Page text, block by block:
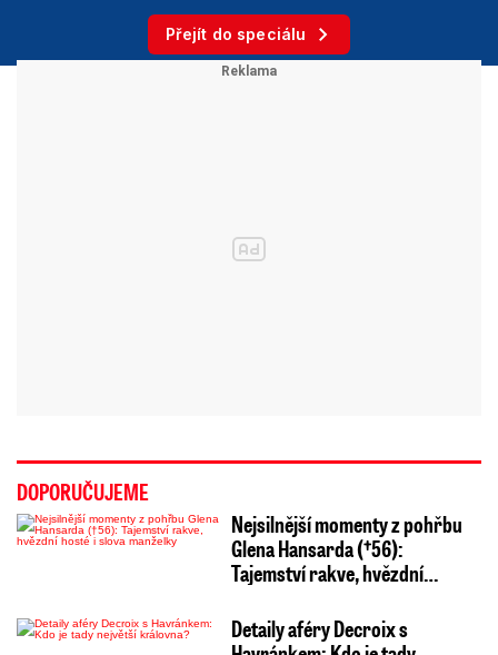
Přejít do speciálu
DOPORUČUJEME
Nejsilnější momenty z pohřbu
Glena Hansarda (†56):
Tajemství rakve, hvězdní…
Detaily aféry Decroix s